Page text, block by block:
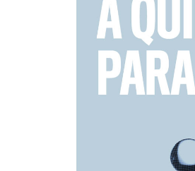
Office 365